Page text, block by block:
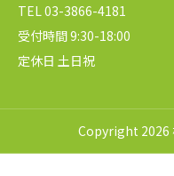
TEL 03-3866-4181
受付時間 9:30-18:00
定休日 土日祝
Copyright 2026